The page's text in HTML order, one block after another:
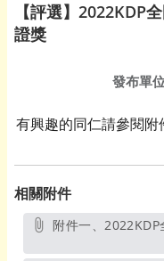
【評選】2022KDP
證獎
發布單
有興趣的同仁請參閱附
相關附件
附件一、2022KDP全國學校經營與教學創新國際認證獎：